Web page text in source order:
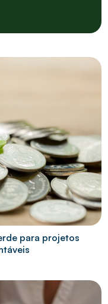
para projetos